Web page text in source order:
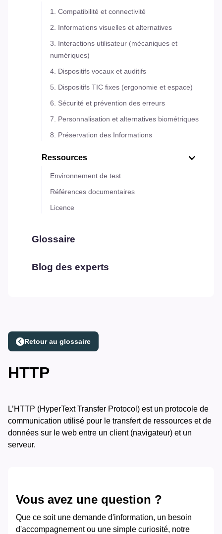
1. Compatibilité et connectivité
2. Informations visuelles et alternatives
3. Interactions utilisateur (mécaniques et
numériques)
4. Dispositifs vocaux et auditifs
5. Dispositifs TIC fixes (ergonomie et espace)
6. Sécurité et prévention des erreurs
7. Personnalisation et alternatives biométriques
8. Préservation des Informations
Ressources
Environnement de test
Références documentaires
Licence
Glossaire
Blog des experts
Retour au glossaire
HTTP
L’HTTP (HyperText Transfer Protocol) est un protocole de
communication utilisé pour le transfert de ressources et de
données sur le web entre un client (navigateur) et un
serveur.
Vous avez une question ?
Que ce soit une demande d'information, un besoin
d'accompagnement ou une simple curiosité, notre